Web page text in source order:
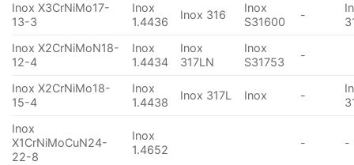
Inox X3CrNiMo17-
13-3
Inox
1.4436
Inox 316
Inox
S31600
-
Inox X2CrNiMoN18-
12-4
Inox
1.4434
Inox
317LN
Inox
S31753
-
Inox X2CrNiMo18-
15-4
Inox
1.4438
Inox 317L Inox -
Inox
X1CrNiMoCuN24-
22-8
Inox
1.4652
- -